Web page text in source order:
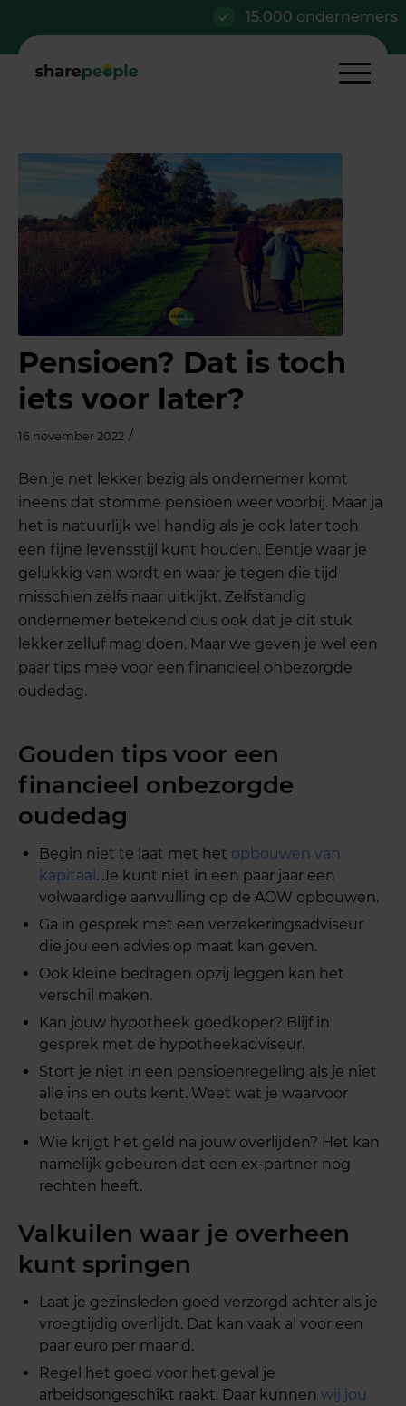
15.000 ondernemers
Pensioen? Dat is toch
iets voor later?
16 november 2022 /
Ben je net lekker bezig als ondernemer komt
ineens dat stomme pensioen weer voorbij. Maar ja
het is natuurlijk wel handig als je ook later toch
een fijne levensstijl kunt houden. Eentje waar je
gelukkig van wordt en waar je tegen die tijd
misschien zelfs naar uitkijkt. Zelfstandig
ondernemer betekend dus ook dat je dit stuk
lekker zelluf mag doen. Maar we geven je wel een
paar tips mee voor een financieel onbezorgde
oudedag.
Gouden tips voor een
financieel onbezorgde
oudedag
Begin niet te laat met het opbouwen van
kapitaal . Je kunt niet in een paar jaar een
volwaardige aanvulling op de AOW opbouwen.
Ga in gesprek met een verzekeringsadviseur
die jou een advies op maat kan geven.
Ook kleine bedragen opzij leggen kan het
verschil maken.
Kan jouw hypotheek goedkoper? Blijf in
gesprek met de hypotheekadviseur.
Stort je niet in een pensioenregeling als je niet
alle ins en outs kent. Weet wat je waarvoor
betaalt.
Wie krijgt het geld na jouw overlijden? Het kan
namelijk gebeuren dat een ex-partner nog
rechten heeft.
Valkuilen waar je overheen
kunt springen
Laat je gezinsleden goed verzorgd achter als je
vroegtijdig overlijdt. Dat kan vaak al voor een
paar euro per maand.
Regel het goed voor het geval je
arbeidsongeschikt raakt. Daar kunnenwij jou